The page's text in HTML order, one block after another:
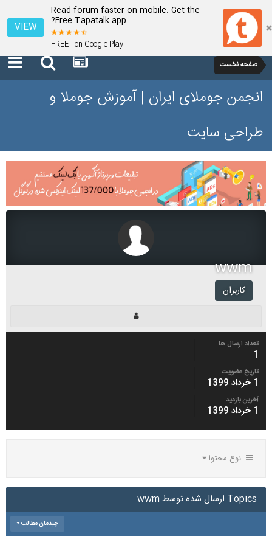
Read forum faster on mobile. Get the
Free Tapatalk app?
FREE - on Google Play
VIEW
صفحه نخست
انجمن جوملای ایران | آموزش جوملا و
طراحی سایت
wwm
کاربران
تعداد ارسال ها
1
تاریخ عضویت
1 خرداد 1399
آخرین بازدید
1 خرداد 1399
نوع محتوا
Topics ارسال شده توسط wwm
چیدمان مطالب